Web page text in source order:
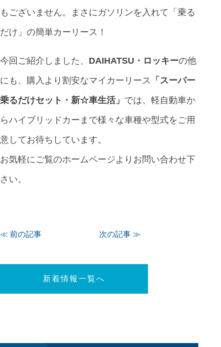
もございません。まさにガソリンを入れて「乗る
だけ」の簡単カーリース！
今回ご紹介しました、 DAIHATSU・ロッキーの他
にも、購入より割安なマイカーリース
「 スーパー
乗るだけセット・新☆車生活」 では、軽自動車か
らハイブリッドカーまで様々な車種や型式をご用
意してお待ちしています。
お気軽にご覧のホームページよりお問い合わせ下
さい。
≪ 前の記事
新着情報一覧へ
次の記事 ≫